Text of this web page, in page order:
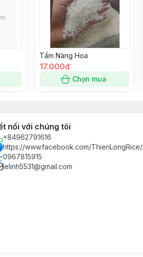
Tấm Nàng Hoa
17.000đ
Chọn mua
nối với chúng tôi
+84962791616
https://www.facebook.com/ThienLongRice/
0967815915
lelinh5531@gmail.com